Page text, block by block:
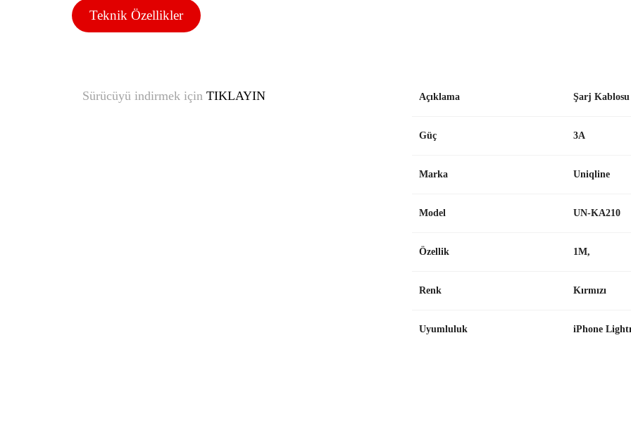
Teknik Özellikler
Sürücüyü indirmek için TIKLAYIN Açıklama Şarj Kablosu
Güç 3A
Marka Uniqline
Model UN-KA210
Özellik 1M,
Renk Kırmızı
Uyumluluk iPhone